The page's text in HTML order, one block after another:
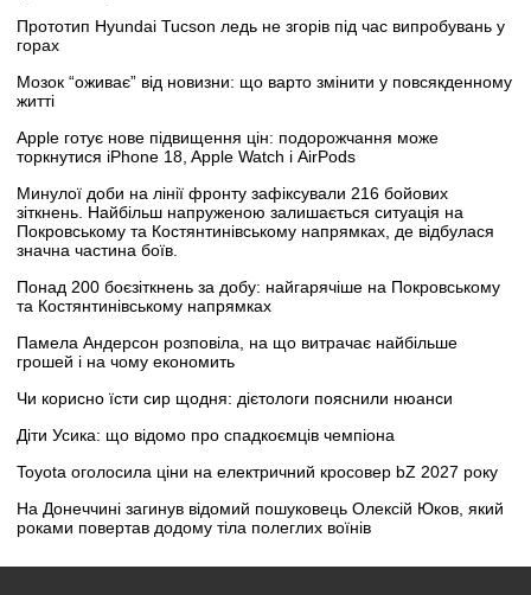
Прототип Hyundai Tucson ледь не згорів під час випробувань у
горах
Мозок “оживає” від новизни: що варто змінити у повсякденному
житті
Apple готує нове підвищення цін: подорожчання може
торкнутися iPhone 18, Apple Watch і AirPods
Минулої доби на лінії фронту зафіксували 216 бойових
зіткнень. Найбільш напруженою залишається ситуація на
Покровському та Костянтинівському напрямках, де відбулася
значна частина боїв.
Понад 200 боєзіткнень за добу: найгарячіше на Покровському
та Костянтинівському напрямках
Памела Андерсон розповіла, на що витрачає найбільше
грошей і на чому економить
Чи корисно їсти сир щодня: дієтологи пояснили нюанси
Діти Усика: що відомо про спадкоємців чемпіона
Toyota оголосила ціни на електричний кросовер bZ 2027 року
На Донеччині загинув відомий пошуковець Олексій Юков, який
роками повертав додому тіла полеглих воїнів